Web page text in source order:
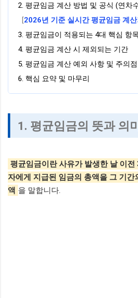
2. 평균임금 계산 방법 및 공식 (연차
[2026년 기준 실시간 평균임금 계산
3. 평균임금이 적용되는 4대 핵심 항
4. 평균임금 계산 시 제외되는 기간
5. 평균임금 계산 예외 사항 및 주의점
6. 핵심 요약 및 마무리
1. 평균임금의 뜻과 의미
평균임금이란 사유가 발생한 날 이전
자에게 지급된 임금의 총액을 그 기간
액 을 말합니다.